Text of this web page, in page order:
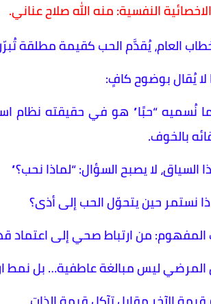
النفسية: منه الله صلاح عناني.
العام، يُقدَّم الحب كقيمة مطلقة
لا يُقال بوضوح كافٍ:
نُسميه “حبًا” هو في حقيقته نظام
بالخوف.
لا يصبح السؤال: “لماذا نحب؟”
نستمر حين يتحوّل الحب إلى أذى؟
من ارتباط صحي إلى اعتماد
المرضي ليس مبالغة عاطفية… بل نمط